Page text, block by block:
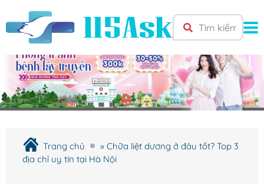
Trang chủ » Chữa liệt dương ở đâu tốt? Top 3
địa chỉ uy tín tại Hà Nội
TRANG CHỦ
Giới Thiệu
Bệnh Nam Khoa